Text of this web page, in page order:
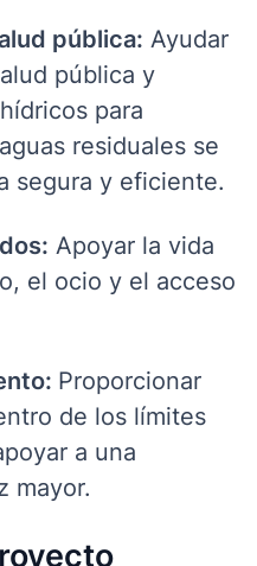
pública: Ayudar
pública y
para
residuales se
segura y eficiente.
Apoyar la vida
el ocio y el acceso
Proporcionar
de los límites
a una
mayor.